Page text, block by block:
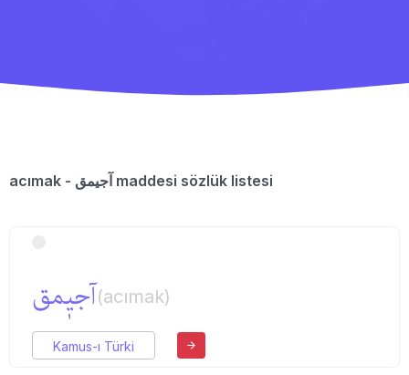
acımak - آجیمق maddesi sözlük listesi
آجیٖمق(acımak)
Kamus-ı Türki